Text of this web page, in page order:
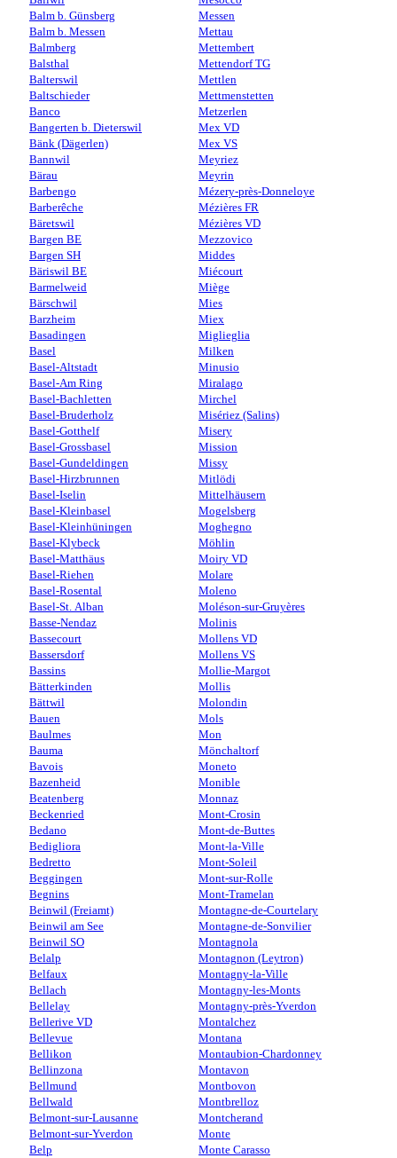
Balm b. Günsberg
Balm b. Messen
Balmberg
Balsthal
Balterswil
Baltschieder
Banco
Bangerten b. Dieterswil
Bänk (Dägerlen)
Bannwil
Bärau
Barbengo
Barberêche
Bäretswil
Bargen BE
Bargen SH
Bäriswil BE
Barmelweid
Bärschwil
Barzheim
Basadingen
Basel
Basel-Altstadt
Basel-Am Ring
Basel-Bachletten
Basel-Bruderholz
Basel-Gotthelf
Basel-Grossbasel
Basel-Gundeldingen
Basel-Hirzbrunnen
Basel-Iselin
Basel-Kleinbasel
Basel-Kleinhüningen
Basel-Klybeck
Basel-Matthäus
Basel-Riehen
Basel-Rosental
Basel-St. Alban
Basse-Nendaz
Bassecourt
Bassersdorf
Bassins
Bätterkinden
Bättwil
Bauen
Baulmes
Bauma
Bavois
Bazenheid
Beatenberg
Beckenried
Bedano
Bedigliora
Bedretto
Beggingen
Begnins
Beinwil (Freiamt)
Beinwil am See
Beinwil SO
Belalp
Belfaux
Bellach
Bellelay
Bellerive VD
Bellevue
Bellikon
Bellinzona
Bellmund
Bellwald
Belmont-sur-Lausanne
Belmont-sur-Yverdon
Belp
Messen
Mettau
Mettembert
Mettendorf TG
Mettlen
Mettmenstetten
Metzerlen
Mex VD
Mex VS
Meyriez
Meyrin
Mézery-près-Donneloye
Mézières FR
Mézières VD
Mezzovico
Middes
Miécourt
Miège
Mies
Miex
Miglieglia
Milken
Minusio
Miralago
Mirchel
Misériez (Salins)
Misery
Mission
Missy
Mitlödi
Mittelhäusern
Mogelsberg
Moghegno
Möhlin
Moiry VD
Molare
Moleno
Moléson-sur-Gruyères
Molinis
Mollens VD
Mollens VS
Mollie-Margot
Mollis
Molondin
Mols
Mon
Mönchaltorf
Moneto
Monible
Monnaz
Mont-Crosin
Mont-de-Buttes
Mont-la-Ville
Mont-Soleil
Mont-sur-Rolle
Mont-Tramelan
Montagne-de-Courtelary
Montagne-de-Sonvilier
Montagnola
Montagnon (Leytron)
Montagny-la-Ville
Montagny-les-Monts
Montagny-près-Yverdon
Montalchez
Montana
Montaubion-Chardonney
Montavon
Montbovon
Montbrelloz
Montcherand
Monte
Monte Carasso